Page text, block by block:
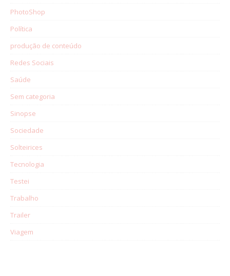
PhotoShop
Política
produção de conteúdo
Redes Sociais
Saúde
Sem categoria
Sinopse
Sociedade
Solteirices
Tecnologia
Testei
Trabalho
Trailer
Viagem